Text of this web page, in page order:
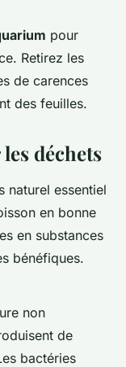
pour
Retirez les
de carences
des feuilles.
déchets
naturel essentiel
en bonne
en substances
bénéfiques.
non
de
bactéries